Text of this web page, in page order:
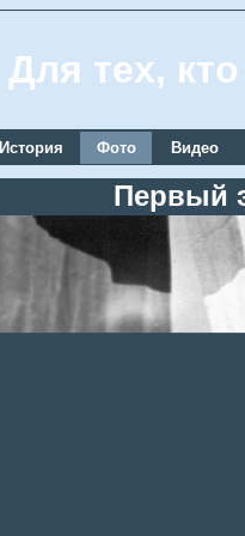
Для тех,
История Фото Видео
Первый